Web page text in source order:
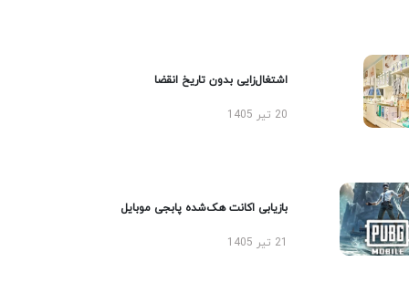
اشتغال‌زایی بدون تاریخ انقضا
20 تیر 1405
بازیابی اکانت هک‌شده پابجی موبایل